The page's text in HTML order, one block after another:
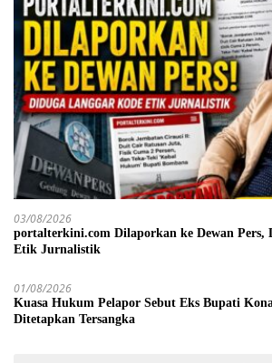
03/08/2026
portalterkini.com Dilaporkan ke Dewan Pers,
Etik Jurnalistik
01/08/2026
Kuasa Hukum Pelapor Sebut Eks Bupati
Ditetapkan Tersangka